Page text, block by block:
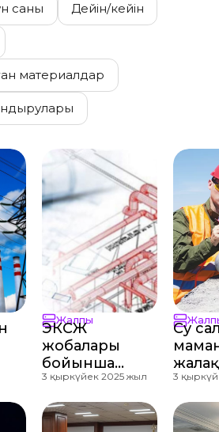
саны Дейін/кейін
материалдар
Жалпы
ЭКСЖ
жобалары
бойынша
шығындардың
қайда
жұмсалғаны
3 қыркүйек 2025 жыл
Су
3